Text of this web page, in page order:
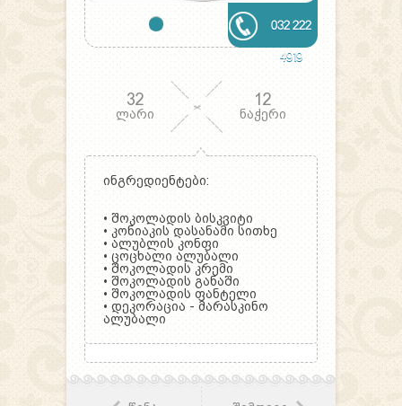
032 222
4919
32
ლარი
12
ნაჭერი
ინგრედიენტები:
• შოკოლადის ბისკვიტი
• კონიაკის დასანამი სითხე
• ალუბლის კონფი
• ცოცხალი ალუბალი
• შოკოლადის კრემი
• შოკოლადის განაში
• შოკოლადის ფანტელი
• დეკორაცია - მარასკინო
ალუბალი